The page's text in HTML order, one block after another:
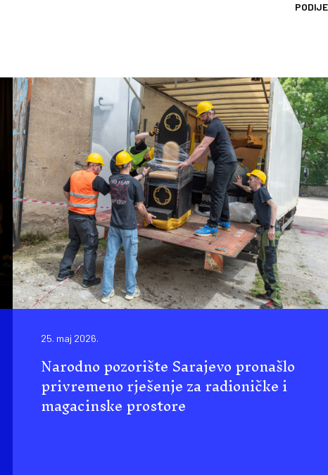
25. maj 2026.
Narodno pozorište Sarajevo pronašlo
privremeno rješenje za radioničke i
magacinske prostore